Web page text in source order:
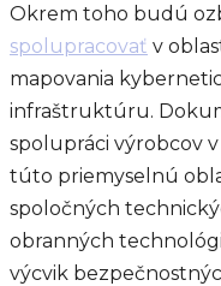
Okrem toho budú
spolupracovať v
mapovania
infraštruktúru.
spolupráci výrobcov
túto priemyselnú
spoločných
obranných
výcvik